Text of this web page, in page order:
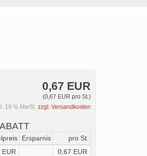
0,67 EUR
(0,67 EUR pro St.)
19 % MwSt. zzgl. Versandkosten
Ersparnis
pro St.
0,67 EUR